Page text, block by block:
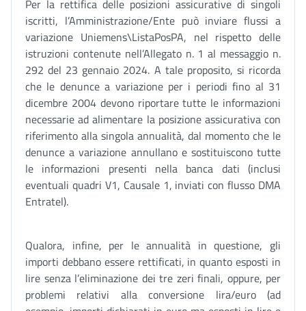
Per la rettifica delle posizioni assicurative di singoli
iscritti, l’Amministrazione/Ente può inviare flussi a
variazione Uniemens\ListaPosPA, nel rispetto delle
istruzioni contenute nell’Allegato n. 1 al messaggio n.
292 del 23 gennaio 2024. A tale proposito, si ricorda
che le denunce a variazione per i periodi fino al 31
dicembre 2004 devono riportare tutte le informazioni
necessarie ad alimentare la posizione assicurativa con
riferimento alla singola annualità, dal momento che le
denunce a variazione annullano e sostituiscono tutte
le informazioni presenti nella banca dati (inclusi
eventuali quadri V1, Causale 1, inviati con flusso DMA
Entratel).
Qualora, infine, per le annualità in questione, gli
importi debbano essere rettificati, in quanto esposti in
lire senza l’eliminazione dei tre zeri finali, oppure, per
problemi relativi alla conversione lira/euro (ad